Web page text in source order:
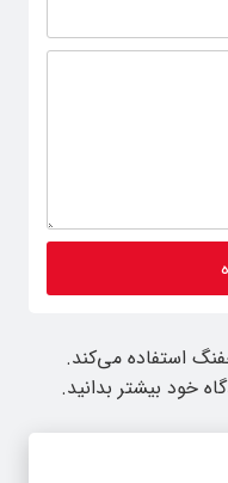
استفاده می‌کند.
خود بیشتر بدانید.